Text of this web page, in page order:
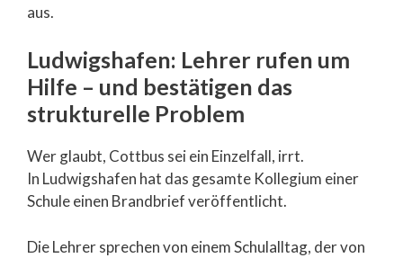
aus.
Ludwigshafen: Lehrer rufen um
Hilfe – und bestätigen das
strukturelle Problem
Wer glaubt, Cottbus sei ein Einzelfall, irrt.
In Ludwigshafen hat das gesamte Kollegium einer
Schule einen Brandbrief veröffentlicht.
Die Lehrer sprechen von einem Schulalltag, der von